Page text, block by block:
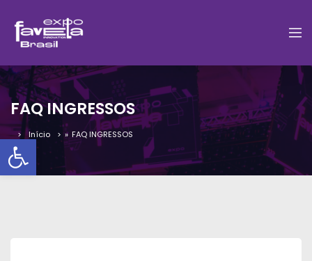
Barra de Ferramentas
FAQ INGRESSOS
Início » FAQ INGRESSOS